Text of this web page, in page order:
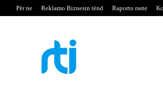
Për ne Reklamo Biznesin tënd Raporto raste